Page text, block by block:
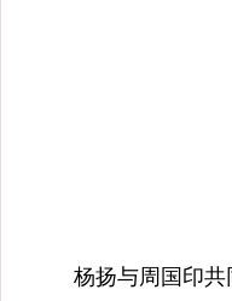
杨扬与周国印